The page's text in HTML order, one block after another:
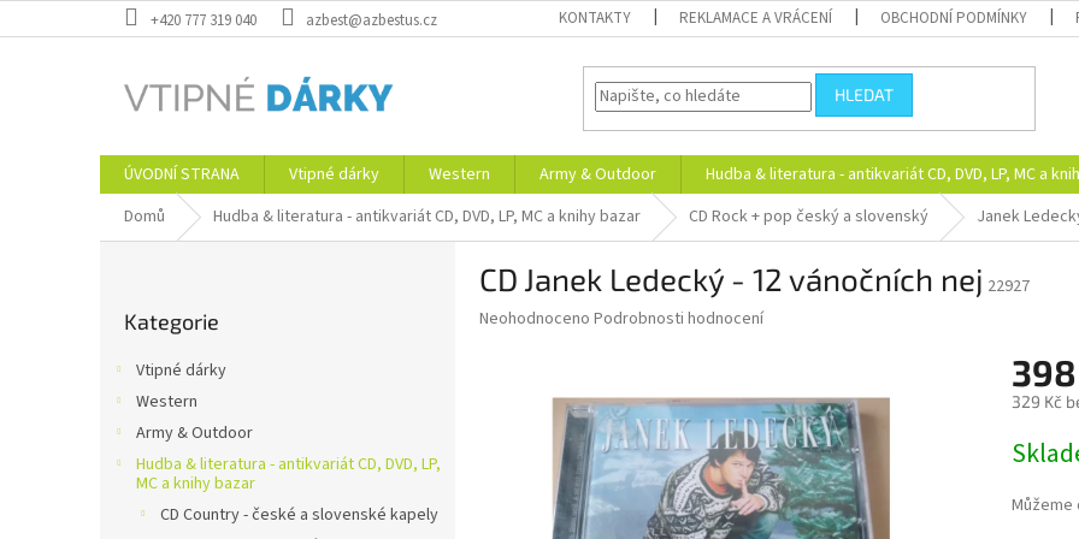
na
+420 777 319 040 azbest@azbestus.cz KONTAKTY REKLAMACE A VRÁCENÍ OBCHODNÍ PODMÍNKY
HLEDAT
ÚVODNÍ STRANA Vtipné dárky Western Army & Outdoor Hudba & literatura - antikvariát CD, DVD, LP, MC a
Domů
Hudba & literatura - antikvariát CD, DVD, LP, MC a knihy bazar CD Rock + pop český a slovenský Janek
kategorie
Kategorie
Vtipné dárky
Western
Army & Outdoor
Hudba & literatura - antikvariát CD, DVD, LP,
MC a knihy bazar
CD Country - české a slovenské kapely
CD Janek Ledecký - 12 vánočních nej 22927
Průměrné
Neohodnoceno Podrobnosti hodnocení
329 Kč
cena:
Můžeme